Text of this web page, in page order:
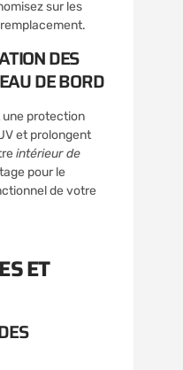
sur les
DES
DE BORD
protection
et prolongent
intérieur de
pour le
de votre
ET